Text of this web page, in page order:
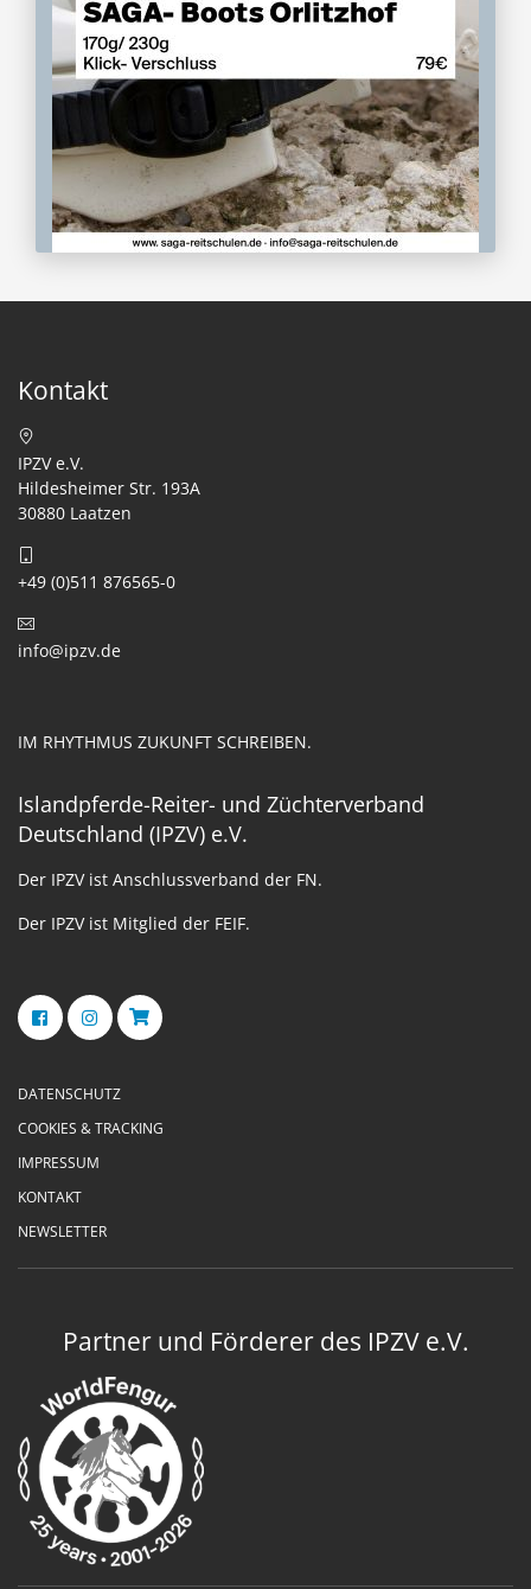
Kontakt
IPZV e.V.
Hildesheimer Str. 193A
30880 Laatzen
+49 (0)511 876565-0
info@ipzv.de
IM RHYTHMUS ZUKUNFT SCHREIBEN.
Islandpferde-Reiter- und Züchterverband
Deutschland (IPZV) e.V.
Der IPZV ist Anschlussverband der FN.
Der IPZV ist Mitglied der FEIF.
DATENSCHUTZ
COOKIES & TRACKING
IMPRESSUM
KONTAKT
NEWSLETTER
Partner und Förderer des IPZV e.V.